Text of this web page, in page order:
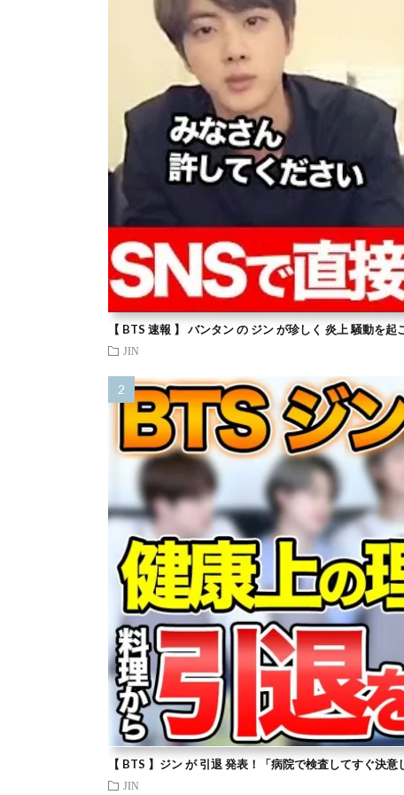
【 BTS 速報 】 バンタン の ジン が珍しく 炎上 騒動を
JIN
【 BTS 】ジン が 引退 発表！「病院で検査してすぐ決
JIN